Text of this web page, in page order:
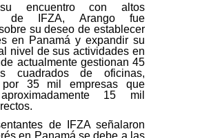
encuentro con altos
de IFZA, Arango fue
su deseo de establecer
en Panamá y expandir su
nivel de sus actividades en
actualmente gestionan 45
cuadrados de oficinas,
por 35 mil empresas que
15 mil
de IFZA señalaron
en Panamá se debe a las